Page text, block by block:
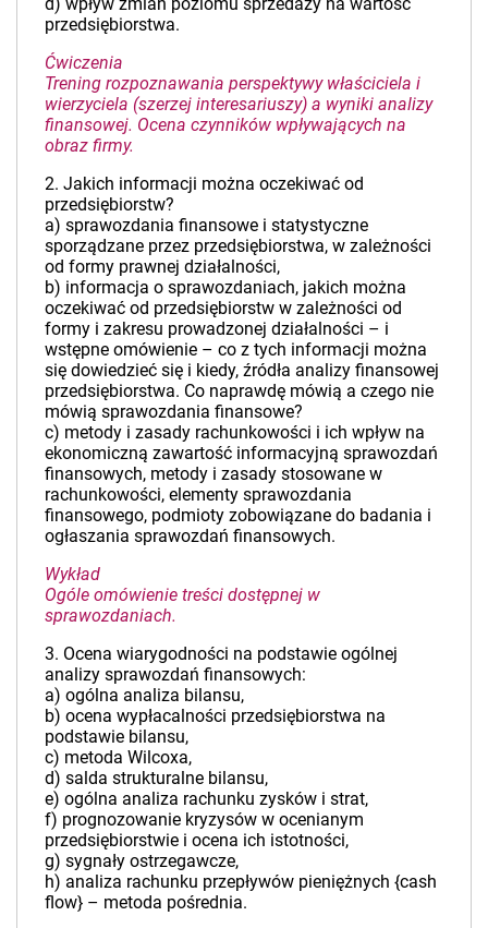
przedsiębiorstwa.
Ćwiczenia
Trening rozpoznawania perspektywy właściciela i
wierzyciela (szerzej interesariuszy) a wyniki analizy
finansowej. Ocena czynników wpływających na
obraz firmy.
2. Jakich informacji można oczekiwać od
przedsiębiorstw?
a) sprawozdania finansowe i statystyczne
sporządzane przez przedsiębiorstwa, w zależności
od formy prawnej działalności,
b) informacja o sprawozdaniach, jakich można
oczekiwać od przedsiębiorstw w zależności od
formy i zakresu prowadzonej działalności – i
wstępne omówienie – co z tych informacji można
się dowiedzieć się i kiedy, źródła analizy finansowej
przedsiębiorstwa. Co naprawdę mówią a czego nie
mówią sprawozdania finansowe?
c) metody i zasady rachunkowości i ich wpływ na
ekonomiczną zawartość informacyjną sprawozdań
finansowych, metody i zasady stosowane w
rachunkowości, elementy sprawozdania
finansowego, podmioty zobowiązane do badania i
ogłaszania sprawozdań finansowych.
Wykład
Ogóle omówienie treści dostępnej w
sprawozdaniach.
3. Ocena wiarygodności na podstawie ogólnej
analizy sprawozdań finansowych:
a) ogólna analiza bilansu,
b) ocena wypłacalności przedsiębiorstwa na
podstawie bilansu,
c) metoda Wilcoxa,
d) salda strukturalne bilansu,
e) ogólna analiza rachunku zysków i strat,
f) prognozowanie kryzysów w ocenianym
przedsiębiorstwie i ocena ich istotności,
g) sygnały ostrzegawcze,
h) analiza rachunku przepływów pieniężnych {cash
flow} – metoda pośrednia.